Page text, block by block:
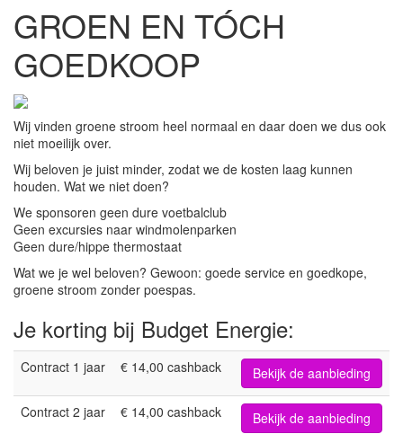
GROEN EN TÓCH
GOEDKOOP
Wij vinden groene stroom heel normaal en daar doen we dus ook
niet moeilijk over.
Wij beloven je juist minder, zodat we de kosten laag kunnen
houden. Wat we niet doen?
We sponsoren geen dure voetbalclub
Geen excursies naar windmolenparken
Geen dure/hippe thermostaat
Wat we je wel beloven? Gewoon: goede service en goedkope,
groene stroom zonder poespas.
Je korting bij Budget Energie:
Contract 1 jaar € 14,00 cashback Bekijk de aanbieding
Contract 2 jaar € 14,00 cashback Bekijk de aanbieding